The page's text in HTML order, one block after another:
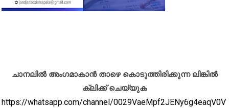
ചാനലിൽ അംഗമാകാൻ താഴെ കൊടുത്തിരിക്കുന്ന ലിങ്കിൽ
ക്ലിക്ക് ചെയ്യുക
https://whatsapp.com/channel/0029VaeMpf2JENy6g4eaqV0V